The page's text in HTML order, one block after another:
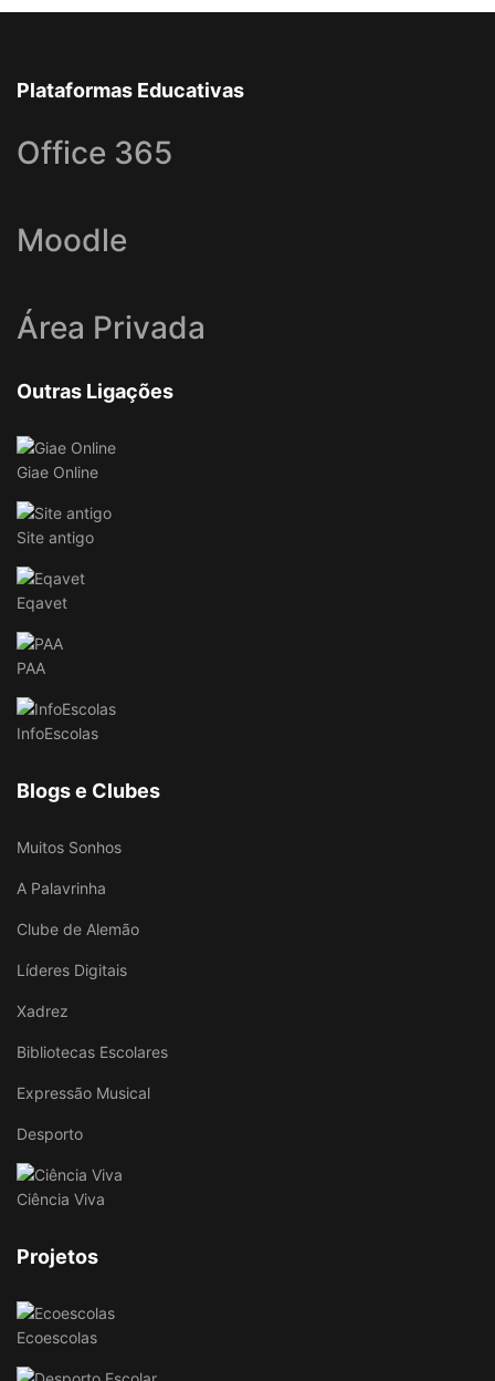
Plataformas Educativas
Office 365
Moodle
Área Privada
Outras Ligações
Giae Online
Site antigo
Eqavet
PAA
InfoEscolas
Blogs e Clubes
Muitos Sonhos
A Palavrinha
Clube de Alemão
Líderes Digitais
Xadrez
Bibliotecas Escolares
Expressão Musical
Desporto
Ciência Viva
Projetos
Ecoescolas